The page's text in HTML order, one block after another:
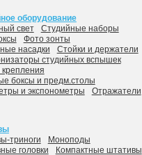
оборудование
свет
Студийные наборы
Фото зонты
насадки
Стойки и держатели
студийных вспышек
боксы и предм.столы
и экспонометры
Отражатели
триноги
Моноподы
головки
Компактные штативы